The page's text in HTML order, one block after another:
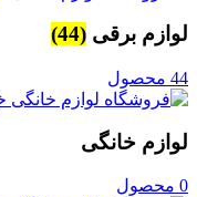
لوازم برقی (44)
44 محصول
لوازم خانگی
0 محصول